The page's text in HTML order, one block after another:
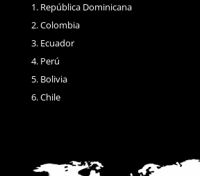
República Dominicana
Colombia
Ecuador
Perú
Bolivia
Chile